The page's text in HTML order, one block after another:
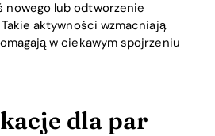
nowego lub odtworzenie
aktywności wzmacniają
w ciekawym spojrzeniu
dla par